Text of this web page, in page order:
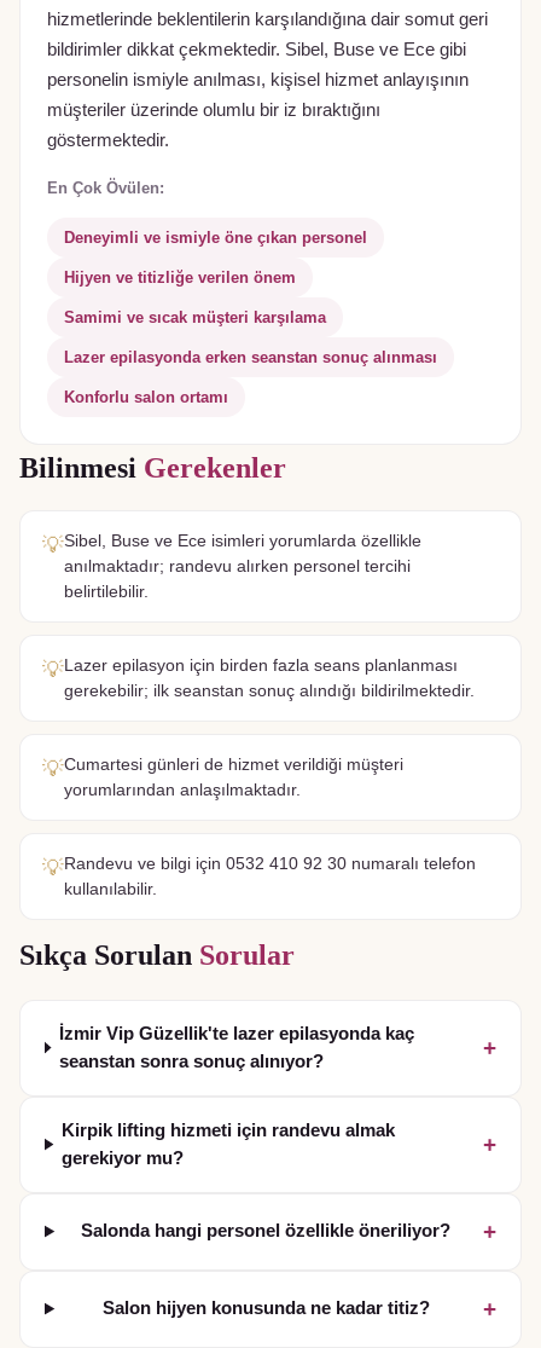
hizmetlerinde beklentilerin karşılandığına dair somut geri
bildirimler dikkat çekmektedir. Sibel, Buse ve Ece gibi
personelin ismiyle anılması, kişisel hizmet anlayışının
müşteriler üzerinde olumlu bir iz bıraktığını
göstermektedir.
En Çok Övülen:
Deneyimli ve ismiyle öne çıkan personel
Hijyen ve titizliğe verilen önem
Samimi ve sıcak müşteri karşılama
Lazer epilasyonda erken seanstan sonuç alınması
Konforlu salon ortamı
Bilinmesi Gerekenler
💡Sibel, Buse ve Ece isimleri yorumlarda özellikle
anılmaktadır; randevu alırken personel tercihi
belirtilebilir.
💡Lazer epilasyon için birden fazla seans planlanması
gerekebilir; ilk seanstan sonuç alındığı bildirilmektedir.
💡Cumartesi günleri de hizmet verildiği müşteri
yorumlarından anlaşılmaktadır.
💡Randevu ve bilgi için 0532 410 92 30 numaralı telefon
kullanılabilir.
Sıkça Sorulan Sorular
İzmir Vip Güzellik'te lazer epilasyonda kaç
seanstan sonra sonuç alınıyor?
+
Kirpik lifting hizmeti için randevu almak
gerekiyor mu?
+
Salonda hangi personel özellikle öneriliyor? +
Salon hijyen konusunda ne kadar titiz? +